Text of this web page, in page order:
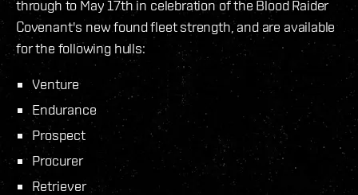
through to May 17th in celebration of the Blood Raider
Covenant's new found fleet strength, and are available
for the following hulls:
Venture
Endurance
Prospect
Procurer
Retriever